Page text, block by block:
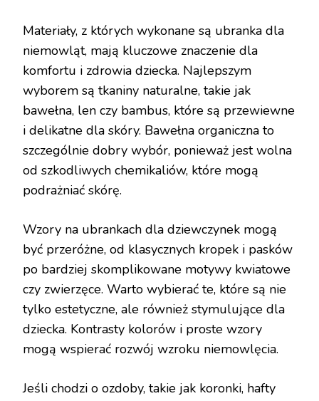
Materiały, z których wykonane są ubranka dla
niemowląt, mają kluczowe znaczenie dla
komfortu i zdrowia dziecka. Najlepszym
wyborem są tkaniny naturalne, takie jak
bawełna, len czy bambus, które są przewiewne
i delikatne dla skóry. Bawełna organiczna to
szczególnie dobry wybór, ponieważ jest wolna
od szkodliwych chemikaliów, które mogą
podrażniać skórę.
Wzory na ubrankach dla dziewczynek mogą
być przeróżne, od klasycznych kropek i pasków
po bardziej skomplikowane motywy kwiatowe
czy zwierzęce. Warto wybierać te, które są nie
tylko estetyczne, ale również stymulujące dla
dziecka. Kontrasty kolorów i proste wzory
mogą wspierać rozwój wzroku niemowlęcia.
Jeśli chodzi o ozdoby, takie jak koronki, hafty